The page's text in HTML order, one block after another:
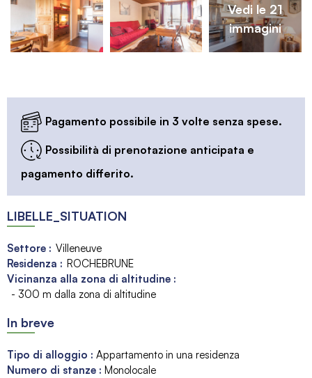
Vedi le 21
immagini
Pagamento possibile in 3 volte senza spese.
Possibilità di prenotazione anticipata e
pagamento differito.
LIBELLE_SITUATION
Settore : Villeneuve
Residenza : ROCHEBRUNE
Vicinanza alla zona di altitudine :
- 300 m dalla zona di altitudine
In breve
Tipo di alloggio : Appartamento in una residenza
Numero di stanze : Monolocale